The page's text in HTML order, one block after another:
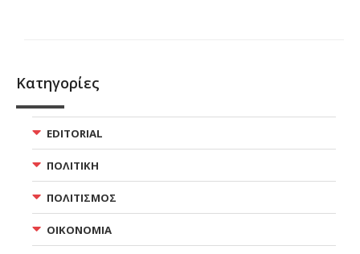
Κατηγορίες
EDITORIAL
ΠΟΛΙΤΙΚΗ
ΠΟΛΙΤΙΣΜΟΣ
ΟΙΚΟΝΟΜΙΑ